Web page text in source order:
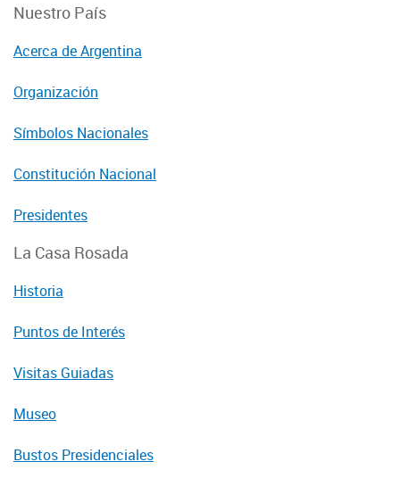
Nuestro País
Acerca de Argentina
Organización
Símbolos Nacionales
Constitución Nacional
Presidentes
La Casa Rosada
Historia
Puntos de Interés
Visitas Guiadas
Museo
Bustos Presidenciales